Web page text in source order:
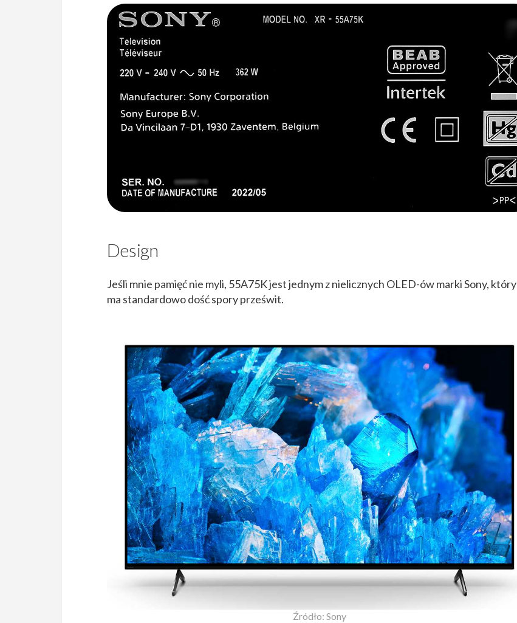
Design
Jeśli mnie pamięć nie myli, 55A75K jest jednym z nielicznych OLED-ów marki Sony, który
ma standardowo dość spory prześwit.
Źródło: Sony